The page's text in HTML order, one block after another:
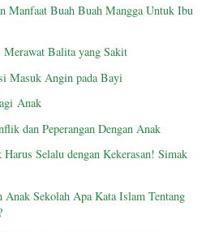
Manfaat Buah Buah Mangga Untuk Ibu
Balita yang Sakit
Masuk Angin pada Bayi
Anak
dan Peperangan Dengan Anak
Selalu dengan Kekerasan! Simak
Sekolah Apa Kata Islam Tentang